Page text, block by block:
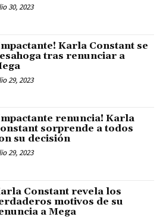
30, 2023
Karla Constant se
tras renunciar a
29, 2023
renuncia! Karla
sorprende a todos
su decisión
29, 2023
Constant revela los
motivos de su
a Mega